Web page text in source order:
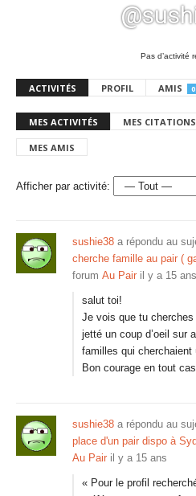
Pas d’activité
ACTIVITÉS PROFIL AMIS 0
MES ACTIVITÉS MES CITATIONS
MES AMIS
Afficher par activité:
sushie38 a répondu au
cherche famille au pair (
forum Au Pair il y a 15 ans
salut toi!
Je vois que tu
jetté un coup d’oeil sur
familles qui
Bon courage en tout
sushie38 a répondu au
place d'un pair dispo à
Au Pair il y a 15 ans
« Pour le profil